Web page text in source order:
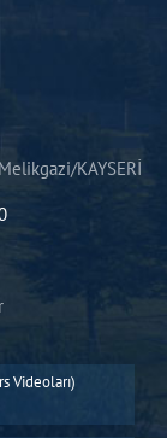
KAYSERİ
Videoları)